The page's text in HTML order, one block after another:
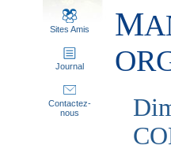
Sites Amis
Journal
Contactez-
nous
M